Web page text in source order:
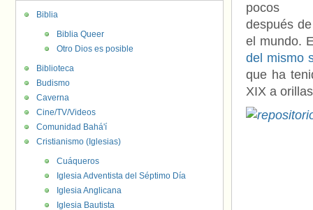
pocos
después
el mundo.
del mismo
que ha
XIX a
Biblia
Biblia Queer
Otro Dios es posible
Biblioteca
Budismo
Caverna
Cine/TV/Videos
Comunidad Bahá'í
Cristianismo (Iglesias)
Cuáqueros
Iglesia Adventista del Séptimo Día
Iglesia Anglicana
Iglesia Bautista